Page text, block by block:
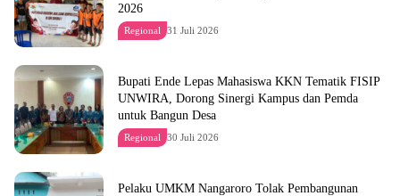
2026
Regional 31 Juli 2026
Bupati Ende Lepas Mahasiswa KKN Tematik FISIP
UNWIRA, Dorong Sinergi Kampus dan Pemda
untuk Bangun Desa
Regional 30 Juli 2026
Pelaku UMKM Nangaroro Tolak Pembangunan